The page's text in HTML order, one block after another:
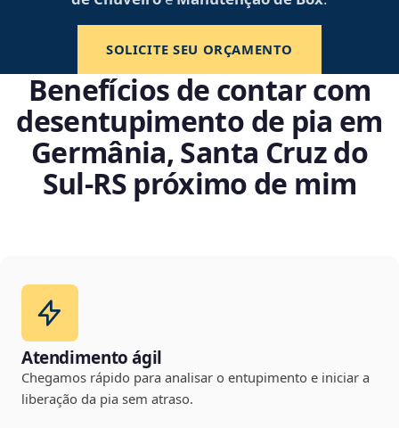
SOLICITE SEU ORÇAMENTO
Benefícios de contar com
desentupimento de pia em
Germânia, Santa Cruz do
Sul‑RS próximo de mim
Atendimento ágil
Chegamos rápido para analisar o entupimento e iniciar a
liberação da pia sem atraso.